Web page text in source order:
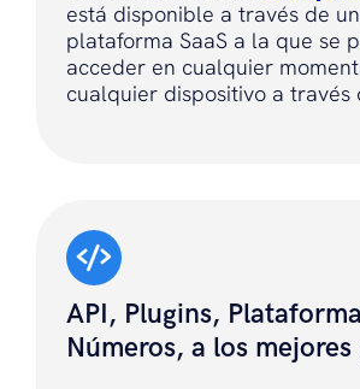
está disponible a través de
plataforma SaaS a la que se
acceder en cualquier
cualquier dispositivo a través
API, Plugins,
Números, a los